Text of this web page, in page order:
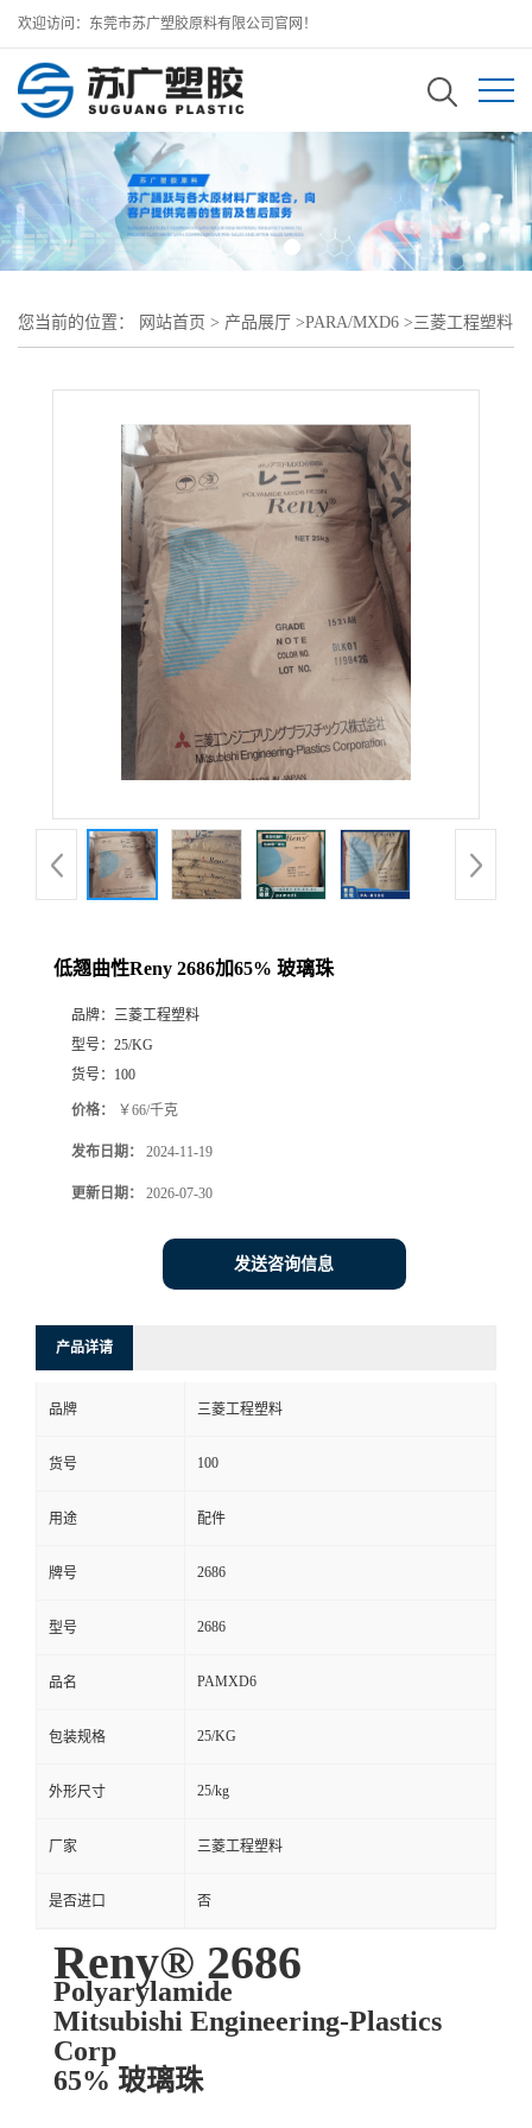
欢迎访问：东莞市苏广塑胶原料有限公司官网！
您当前的位置： 网站首页 > 产品展厅 >PARA/MXD6 >三菱工程塑料
低翘曲性Reny 2686加65% 玻璃珠
品牌： 三菱工程塑料
型号： 25/KG
货号： 100
价格： ￥66/千克
发布日期： 2024-11-19
更新日期： 2026-07-30
发送咨询信息
产品详请
品牌 三菱工程塑料
货号 100
用途 配件
牌号 2686
型号 2686
品名 PAMXD6
包装规格 25/KG
外形尺寸 25/kg
厂家 三菱工程塑料
是否进口 否
Reny® 2686
Polyarylamide
Mitsubishi Engineering-Plastics
Corp
65% 玻璃珠